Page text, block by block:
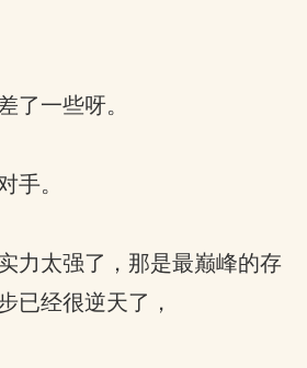
了一些呀。
手。
力太强了，那是最巅峰的存
已经很逆天了，